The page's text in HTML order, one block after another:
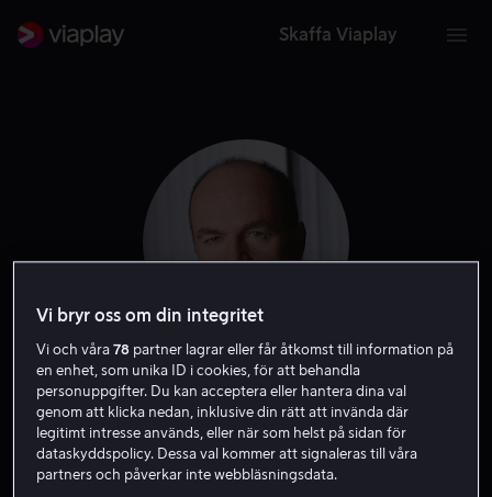
Skaffa Viaplay
John Finn
Skådespelare Gäst
Vi bryr oss om din integritet
Vi och våra78 partner lagrar eller får åtkomst till information på
en enhet, som unika ID i cookies, för att behandla
personuppgifter. Du kan acceptera eller hantera dina val
genom att klicka nedan, inklusive din rätt att invända där
legitimt intresse används, eller när som helst på sidan för
dataskyddspolicy. Dessa val kommer att signaleras till våra
partners och påverkar inte webbläsningsdata.